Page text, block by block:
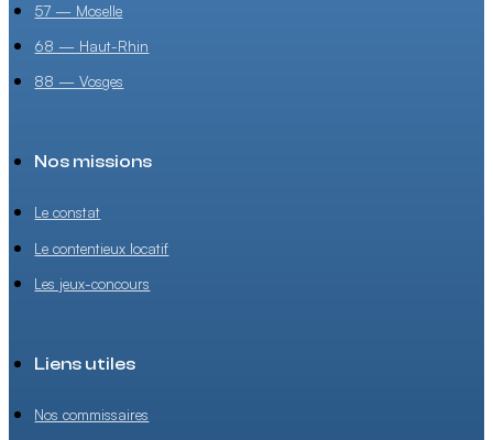
57 — Moselle
68 — Haut-Rhin
88 — Vosges
Nos missions
Le constat
Le contentieux locatif
Les jeux-concours
Liens utiles
Nos commissaires